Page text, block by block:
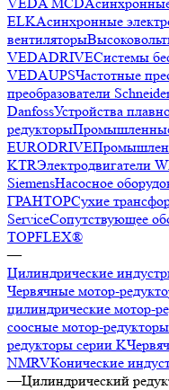
ELKАсинхронные
вентиляторы
VEDADRIVEСистемы
VEDAUPSЧастотные
преобразователи
DanfossУстройства
редукторы
EURODRIVE
KTRЭлектродвигатели
SiemensНасосное
ГРАНТОРСухие
ServiceСопутствующее
TOPFLEX®
—
Цилиндрические
Червячные мотор-
цилиндрические мотор-
соосные мотор-
редукторы серии K
NMRVКонические
—Цилиндрический